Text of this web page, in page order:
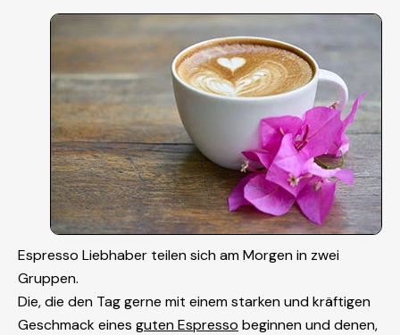
Espresso Liebhaber teilen sich am Morgen in zwei
Gruppen.
Die, die den Tag gerne mit einem starken und kräftigen
Geschmack eines guten Espresso beginnen und denen,